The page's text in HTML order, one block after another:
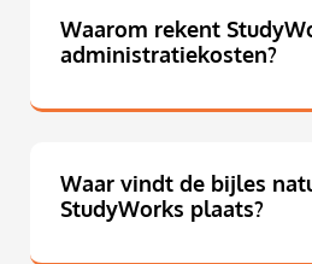
Waarom rekent
administratiekosten?
Waar vindt de bijles
StudyWorks plaats?